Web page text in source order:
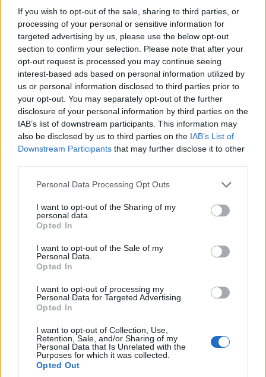
If you wish to opt-out of the sale, sharing to third parties, or
processing of your personal or sensitive information for
targeted advertising by us, please use the below opt-out
section to confirm your selection. Please note that after your
opt-out request is processed you may continue seeing
interest-based ads based on personal information utilized by
us or personal information disclosed to third parties prior to
your opt-out. You may separately opt-out of the further
disclosure of your personal information by third parties on the
IAB’s list of downstream participants. This information may
also be disclosed by us to third parties on the IAB’s List of
Downstream Participants that may further disclose it to other
Please note that this website/app uses one or more Google
not limited to your visit or usage behaviour. You may click to
grant or deny consent to Google and its third-party tags to
use your data for below specified purposes in below Google
consent section.
Personal Data Processing Opt Outs
I want to opt-out of the Sharing of my
personal data.
Opted In
I want to opt-out of the Sale of my
Personal Data.
Opted In
I want to opt-out of processing my
Personal Data for Targeted Advertising.
Opted In
I want to opt-out of Collection, Use,
Retention, Sale, and/or Sharing of my
Personal Data that Is Unrelated with the
Purposes for which it was collected.
Opted Out
Iparági hírek
Erősödött a hőszigetelési termékvonal, valamint a felújítással
kapcsolatos építéskémiai és épületrehabilitációs termékek
a Ride-ra készíti fel a Szabadics közösségét
2023.09.21
Iparági hírek